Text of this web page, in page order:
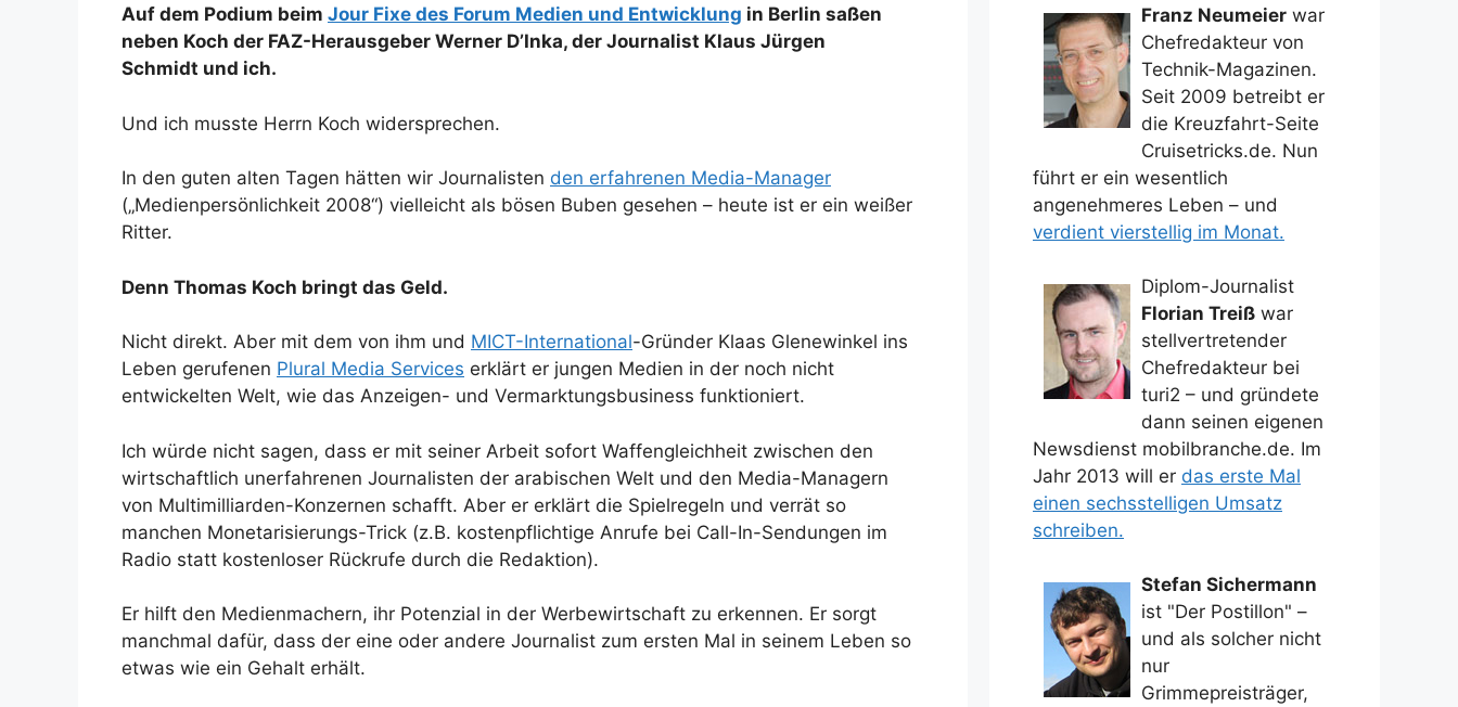
Auf dem Podium beim Jour Fixe des Forum Medien und Entwicklung in Berlin saßen
neben Koch der FAZ-Herausgeber Werner D’Inka, der Journalist Klaus Jürgen
Schmidt und ich.
Und ich musste Herrn Koch widersprechen.
In den guten alten Tagen hätten wir Journalisten den erfahrenen Media-Manager
(„Medienpersönlichkeit 2008“) vielleicht als bösen Buben gesehen – heute ist er ein weißer
Ritter.
Denn Thomas Koch bringt das Geld.
Nicht direkt. Aber mit dem von ihm und MICT-International-Gründer Klaas Glenewinkel ins
Leben gerufenen Plural Media Services erklärt er jungen Medien in der noch nicht
entwickelten Welt, wie das Anzeigen- und Vermarktungsbusiness funktioniert.
Ich würde nicht sagen, dass er mit seiner Arbeit sofort Waffengleichheit zwischen den
wirtschaftlich unerfahrenen Journalisten der arabischen Welt und den Media-Managern
von Multimilliarden-Konzernen schafft. Aber er erklärt die Spielregeln und verrät so
manchen Monetarisierungs-Trick (z.B. kostenpflichtige Anrufe bei Call-In-Sendungen im
Radio statt kostenloser Rückrufe durch die Redaktion).
Er hilft den Medienmachern, ihr Potenzial in der Werbewirtschaft zu erkennen. Er sorgt
manchmal dafür, dass der eine oder andere Journalist zum ersten Mal in seinem Leben so
etwas wie ein Gehalt erhält.
Franz Neumeier war
Chefredakteur von
Technik-Magazinen.
Seit 2009 betreibt er
die Kreuzfahrt-Seite
Cruisetricks.de. Nun
führt er ein wesentlich
angenehmeres Leben – und
verdient vierstellig im Monat.
Diplom-Journalist
Florian Treiß war
stellvertretender
Chefredakteur bei
turi2 – und gründete
dann seinen eigenen
Newsdienst mobilbranche.de. Im
Jahr 2013 will er das erste Mal
einen sechsstelligen Umsatz
schreiben.
Stefan Sichermann
ist "Der Postillon" –
und als solcher nicht
nur
Grimmepreisträger,